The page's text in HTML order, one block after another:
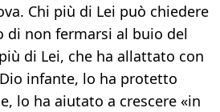
Chi più di Lei può chiedere
non fermarsi al buio del
di Lei, che ha allattato con
infante, lo ha protetto
lo ha aiutato a crescere «in